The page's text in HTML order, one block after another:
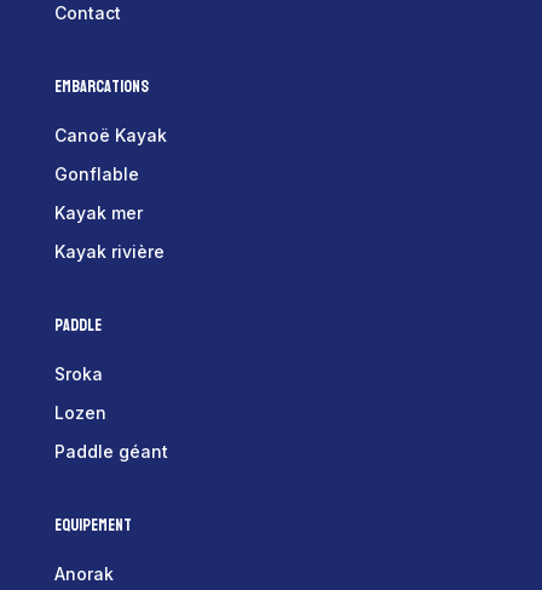
Contact
Embarcations
Canoë Kayak
Gonflable
Kayak mer
Kayak rivière
Paddle
Sroka
Lozen
Paddle géant
Equipement
Anorak